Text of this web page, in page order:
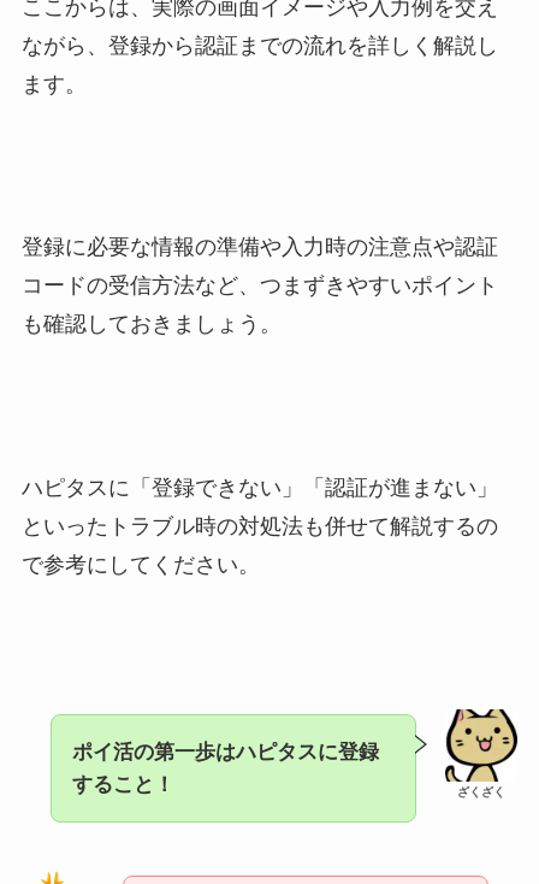
ここからは、実際の画面イメージや入力例を交え
ながら、登録から認証までの流れを詳しく解説し
ます。
登録に必要な情報の準備や入力時の注意点や認証
コードの受信方法など、つまずきやすいポイント
も確認しておきましょう。
ハピタスに「登録できない」「認証が進まない」
といったトラブル時の対処法も併せて解説するの
で参考にしてください。
ざくざく
ポイ活の第一歩はハピタスに登録
すること！